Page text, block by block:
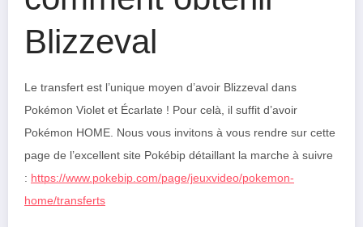
Blizzeval
Le transfert est l’unique moyen d’avoir Blizzeval dans
Pokémon Violet et Écarlate ! Pour celà, il suffit d’avoir
Pokémon HOME. Nous vous invitons à vous rendre sur cette
page de l’excellent site Pokébip détaillant la marche à suivre
: https://www.pokebip.com/page/jeuxvideo/pokemon-
home/transferts